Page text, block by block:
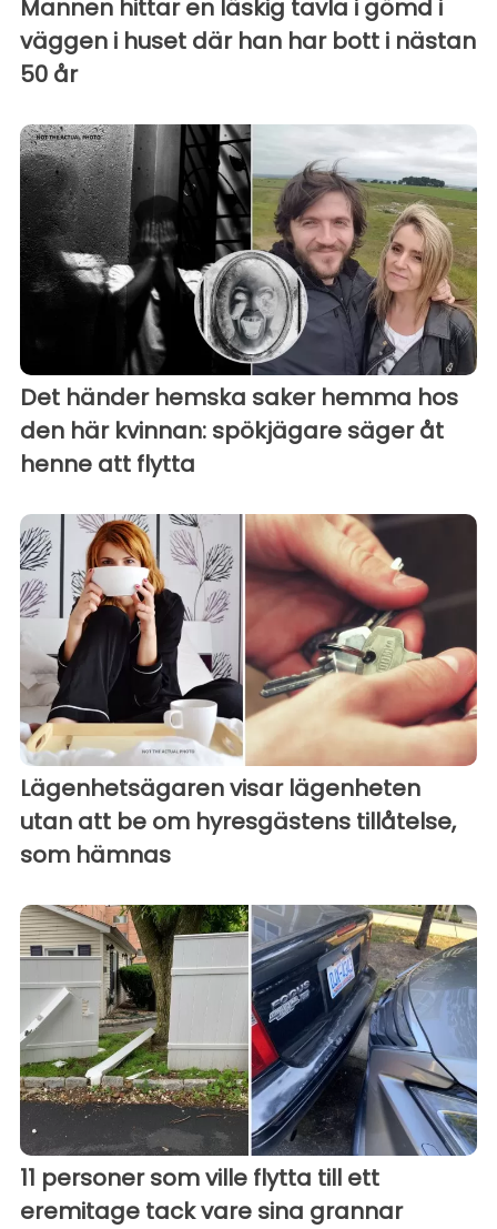
Mannen hittar en läskig tavla i gömd i
väggen i huset där han har bott i nästan
50 år
Det händer hemska saker hemma hos
den här kvinnan: spökjägare säger åt
henne att flytta
Lägenhetsägaren visar lägenheten
utan att be om hyresgästens tillåtelse,
som hämnas
11 personer som ville flytta till ett
eremitage tack vare sina grannar